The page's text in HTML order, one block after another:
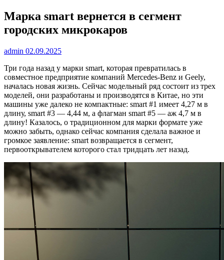
Марка smart вернется в сегмент
городских микрокаров
admin 02.09.2025
Три года назад у марки smart, которая превратилась в
совместное предприятие компаний Mercedes-Benz и Geely,
началась новая жизнь. Сейчас модельный ряд состоит из трех
моделей, они разработаны и производятся в Китае, но эти
машины уже далеко не компактные: smart #1 имеет 4,27 м в
длину, smart #3 — 4,44 м, а флагман smart #5 — аж 4,7 м в
длину! Казалось, о традиционном для марки формате уже
можно забыть, однако сейчас компания сделала важное и
громкое заявление: smart возвращается в сегмент,
первооткрывателем которого стал тридцать лет назад.